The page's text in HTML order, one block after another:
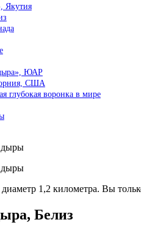
Якутия
ЮАР
США
глубокая воронка в мире
1,2 километра. Вы
Белиз